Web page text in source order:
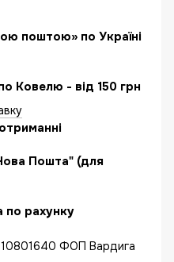
поштою» по Україні
Ковелю - від 150 грн
Пошта" (для
по рахунку
ФОП Вардига